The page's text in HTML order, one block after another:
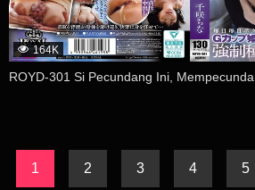
164K
ROYD-301 Si Pecundang Ini,
1 2 3 4 5